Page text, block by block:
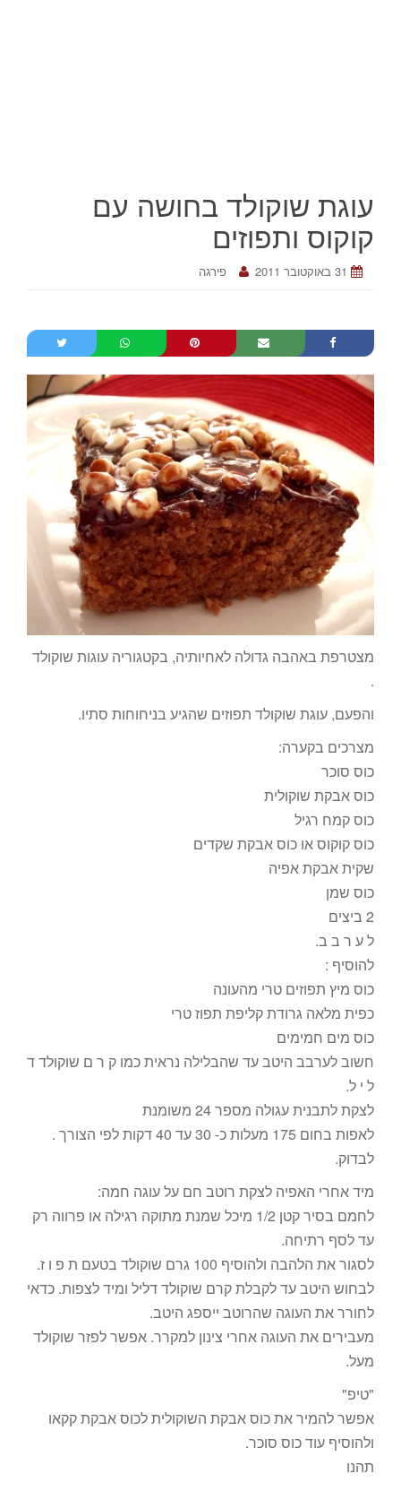
עוגת שוקולד בחושה עם
קוקוס ותפוזים
31 באוקטובר 2011 פירגה
מצטרפת באהבה גדולה לאחיותיה, בקטגוריה עוגות שוקולד
.
והפעם, עוגת שוקולד תפוזים שהגיע בניחוחות סתיו.
מצרכים בקערה:
כוס סוכר
כוס אבקת שוקולית
כוס קמח רגיל
כוס קוקוס או כוס אבקת שקדים
שקית אבקת אפיה
כוס שמן
2 ביצים
ל ע ר ב ב.
להוסיף :
כוס מיץ תפוזים טרי מהעונה
כפית מלאה גרודת קליפת תפוז טרי
כוס מים חמימים
חשוב לערבב היטב עד שהבלילה נראית כמו ק ר ם שוקולד ד
ל י ל.
לצקת לתבנית עגולה מספר 24 משומנת
לאפות בחום 175 מעלות כ- 30 עד 40 דקות לפי הצורך .
לבדוק.
מיד אחרי האפיה לצקת רוטב חם על עוגה חמה:
לחמם בסיר קטן 1/2 מיכל שמנת מתוקה רגילה או פרווה רק
עד לסף רתיחה.
לסגור את הלהבה ולהוסיף 100 גרם שוקולד בטעם ת פ ו ז.
לבחוש היטב עד לקבלת קרם שוקולד דליל ומיד לצפות. כדאי
לחורר את העוגה שהרוטב ייספג היטב.
מעבירים את העוגה אחרי צינון למקרר. אפשר לפזר שוקולד
מעל.
"טיפ"
אפשר להמיר את כוס אבקת השוקולית לכוס אבקת קקאו
ולהוסיף עוד כוס סוכר.
תהנו